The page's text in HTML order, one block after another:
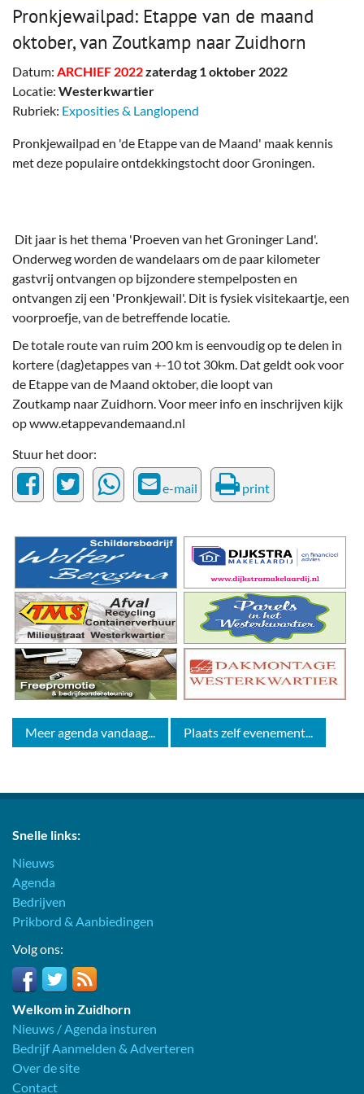
Pronkjewailpad: Etappe van de maand
oktober, van Zoutkamp naar Zuidhorn
Datum: ARCHIEF 2022zaterdag 1 oktober 2022
Locatie: Westerkwartier
Rubriek: Exposities & Langlopend
Pronkjewailpad en 'de Etappe van de Maand' maak kennis
met deze populaire ontdekkingstocht door Groningen.
Dit jaar is het thema 'Proeven van het Groninger Land'.
Onderweg worden de wandelaars om de paar kilometer
gastvrij ontvangen op bijzondere stempelposten en
ontvangen zij een 'Pronkjewail'. Dit is fysiek visitekaartje, een
voorproefje, van de betreffende locatie.
De totale route van ruim 200 km is eenvoudig op te delen in
kortere (dag)etappes van +-10 tot 30km. Dat geldt ook voor
de Etappe van de Maand oktober, die loopt van
Zoutkamp naar Zuidhorn. Voor meer info en inschrijven kijk
op www.etappevandemaand.nl
Stuur het door:
e-mail print
Meer agenda vandaag... Plaats zelf evenement...
Snelle links:
Nieuws
Agenda
Bedrijven
Prikbord & Aanbiedingen
Volg ons:
Welkom in Zuidhorn
Nieuws / Agenda insturen
Bedrijf Aanmelden & Adverteren
Over de site
Contact